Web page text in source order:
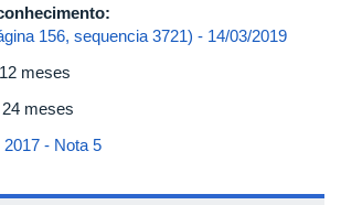
156, sequencia 3721) - 14/03/2019
12 meses
24 meses
2017 - Nota 5